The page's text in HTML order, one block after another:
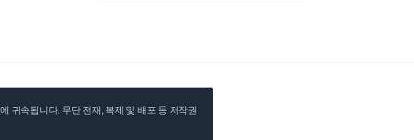
귀속됩니다. 무단 전재, 복제 및 배포 등 저작권